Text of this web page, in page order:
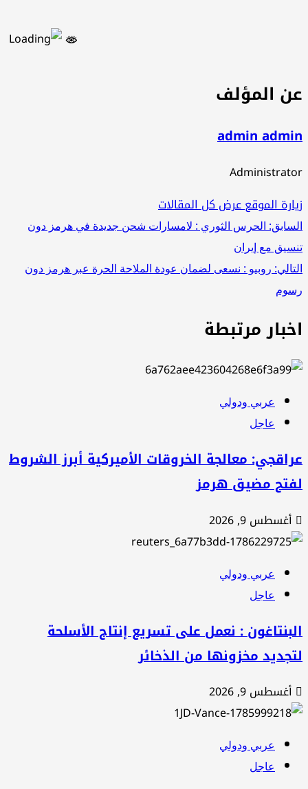
المؤلف
admin
الموقععرض كل المقالات
الحرس الثوري : لامسارات شحن جديدة في هرمز دون
مع إيران
روبيو : نسعى لضمان عودة الملاحة الحرة عبر هرمز دون
مرتبطة
عربي ودولي
عاجل
معالجة الخروقات الأميركية أبرز الشروط
مضيق هرمز
أغسطس 9, 2026
عربي ودولي
عاجل
: نعمل على تسريع إنتاج الأسلحة
مخزونها من الذخائر
أغسطس 9, 2026
عربي ودولي
عاجل